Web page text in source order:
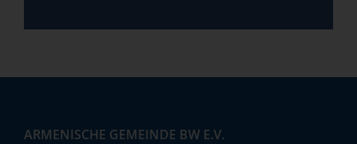
ARMENISCHE GEMEINDE BW E.V.